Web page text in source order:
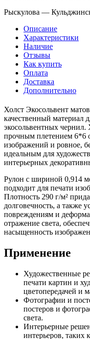
Рыскулова —
Описание
Характеристики
Наличие
Отзывы
Как купить
Оплата
Доставка
Дополнительно
Холст Экосольвент
качественный материал
экосольвентных чернил.
прочным плетением 6*6
изображений и ровное,
идеальным для
интерьерных
Рулон с шириной 0,914
подходит для печати
Плотность 290 г/м²
долговечность, а также
повреждениям и
отражение света,
насыщенность
Применение
Художественные
печати картин и
цветопередачей и
Фотографии и
постеров и
света.
Интерьерные
интерьеров, таких